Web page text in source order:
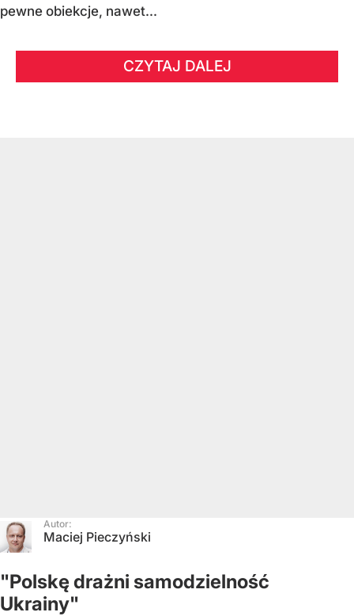
pewne obiekcje, nawet...
CZYTAJ DALEJ
Autor:
Maciej Pieczyński
"Polskę drażni samodzielność
Ukrainy"